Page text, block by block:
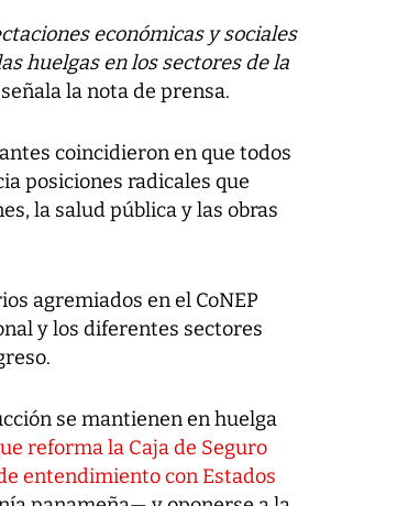
económicas y sociales
huelgas en los sectores de la
señala la nota de prensa.
coincidieron en que todos
posiciones radicales que
la salud pública y las obras
agremiados en el CoNEP
y los diferentes sectores
se mantienen en huelga
reforma la Caja de Seguro
entendimiento con Estados